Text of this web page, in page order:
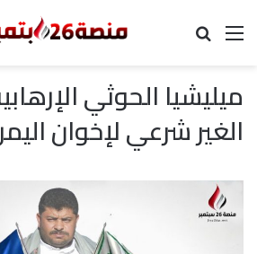
القائمة
ميليشيا الحوثي
الغير شرعي لإخوان